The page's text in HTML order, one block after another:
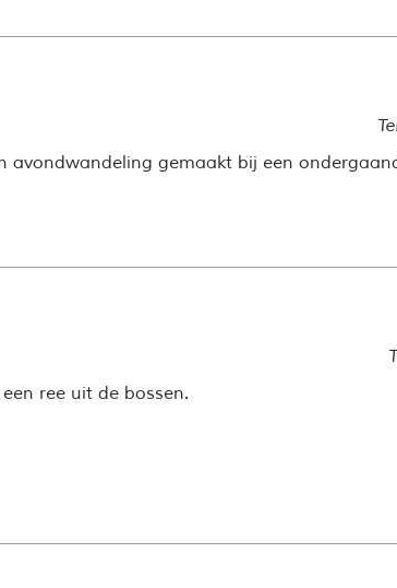
avondwandeling gemaakt bij een
ree uit de bossen.